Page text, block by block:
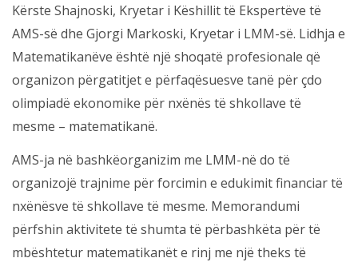
Kërste Shajnoski, Kryetar i Këshillit të Ekspertëve të
AMS-së dhe Gjorgi Markoski, Kryetar i LMM-së. Lidhja e
Matematikanëve është një shoqatë profesionale që
organizon përgatitjet e përfaqësuesve tanë për çdo
olimpiadë ekonomike për nxënës të shkollave të
mesme – matematikanë.
AMS-ja në bashkëorganizim me LMM-në do të
organizojë trajnime për forcimin e edukimit financiar të
nxënësve të shkollave të mesme. Memorandumi
përfshin aktivitete të shumta të përbashkëta për të
mbështetur matematikanët e rinj me një theks të